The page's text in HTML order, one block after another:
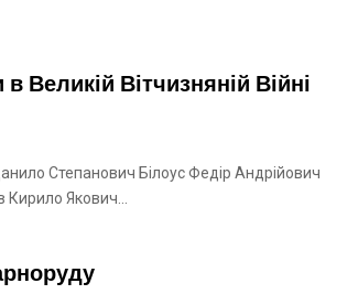
Великій Вітчизняній Війні
Степанович Білоус Федір Андрійович
Якович...